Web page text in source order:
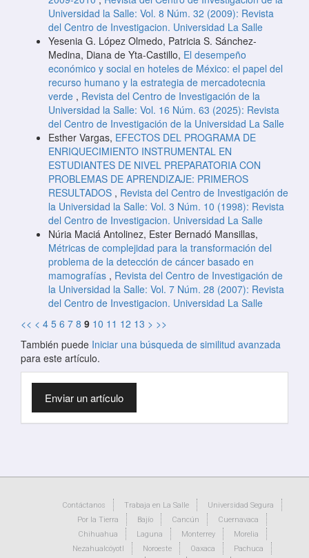
Universidad la Salle: Vol. 8 Núm. 32 (2009): Revista
del Centro de Investigacion. Universidad La Salle
Yesenia G. López Olmedo, Patricia S. Sánchez-
Medina, Diana de Yta-Castillo, El desempeño
económico y social en hoteles de México: el papel del
recurso humano y la estrategia de mercadotecnia
verde , Revista del Centro de Investigación de la
Universidad la Salle: Vol. 16 Núm. 63 (2025): Revista
del Centro de Investigación de la Universidad La Salle
Esther Vargas, EFECTOS DEL PROGRAMA DE
ENRIQUECIMIENTO INSTRUMENTAL EN
ESTUDIANTES DE NIVEL PREPARATORIA CON
PROBLEMAS DE APRENDIZAJE: PRIMEROS
RESULTADOS , Revista del Centro de Investigación de
la Universidad la Salle: Vol. 3 Núm. 10 (1998): Revista
del Centro de Investigacion. Universidad La Salle
Núria Maciá Antolinez, Ester Bernadó Mansillas,
Métricas de complejidad para la transformación del
problema de la detección de cáncer basado en
mamografías , Revista del Centro de Investigación de
la Universidad la Salle: Vol. 7 Núm. 28 (2007): Revista
del Centro de Investigacion. Universidad La Salle
<< < 4 5 6 7 8 9 10 11 12 13 > >>
También puede Iniciar una búsqueda de similitud avanzada
para este artículo.
Enviar
un
artículo
Enviar un artículo
Contáctanos Trabaja en La Salle
Universidad Segura
Por la Tierra
Bajío Cancún
Cuernavaca
Chihuahua
Laguna Monterrey
Morelia
Nezahualcóyotl
Noroeste Oaxaca Pachuca